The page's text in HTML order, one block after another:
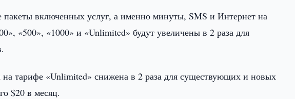
пакеты включенных услуг, а именно минуты, SMS и Интернет на
«500», «1000» и «Unlimited» будут увеличены в 2 раза для
на тарифе «Unlimited» снижена в 2 раза для существующих и новых
$20 в месяц.